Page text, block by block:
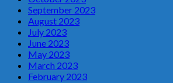
September 2023
August 2023
July 2023
June 2023
May 2023
March 2023
February 2023